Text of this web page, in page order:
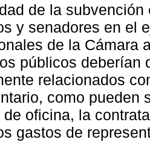
de la
y senadores en el
de la Cámara
públicos deberían
relacionados
como pueden
de oficina, la
gastos de